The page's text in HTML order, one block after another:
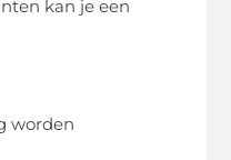
kan je een
worden